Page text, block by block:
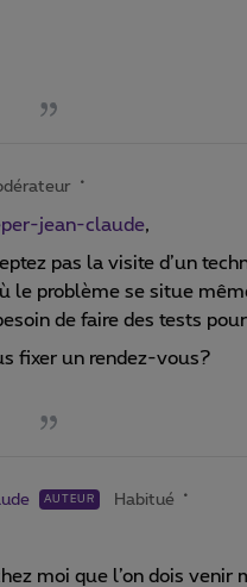
jean-claude,
pas la visite d’un
le problème se situe
de faire des tests
fixer un rendez-vous?
AUTEUR Habitué
moi que l’on dois